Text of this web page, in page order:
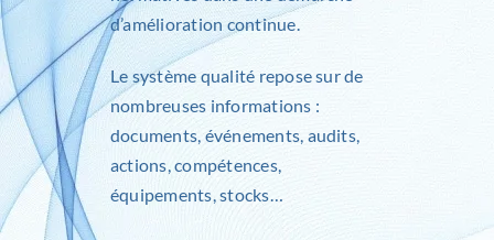
d’amélioration continue.
Le système qualité repose sur de
nombreuses informations :
documents, événements, audits,
actions, compétences,
équipements, stocks…